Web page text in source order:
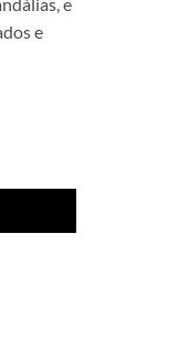
e